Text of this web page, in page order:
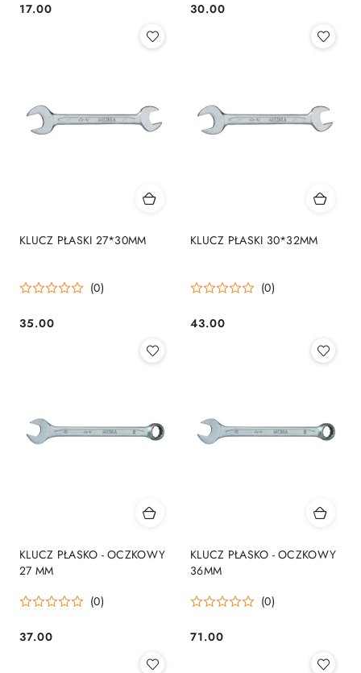
Cena:
17.00 Cena:
30.00
KLUCZ PŁASKI 27*30MM
(0)
Cena:
35.00
KLUCZ PŁASKI 30*32MM
(0)
Cena:
43.00
KLUCZ PŁASKO - OCZKOWY
27 MM
(0)
Cena:
37.00
KLUCZ PŁASKO - OCZKOWY
36MM
(0)
Cena:
71.00